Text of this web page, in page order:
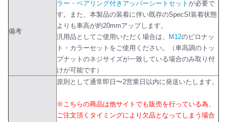
備考
ラー・ベアリング付きアッパーシートセット が必要で
す。また、本製品の装着に伴い既存のSpecSI装着状態
よりも車高が約20mmアップします。
汎用品としてご使用いただく場合は、
M12のピロナッ
ト・カラーセットをご使用ください。（車高調のトッ
プナットのネジサイズが一致している場合のみ取り付
けが可能です）
原則として通常即日〜2営業日以内に発送いたします。
※こちらの商品は他サイトでも販売を行っている為、
ご注文頂くタイミングにより欠品となってしまう場合